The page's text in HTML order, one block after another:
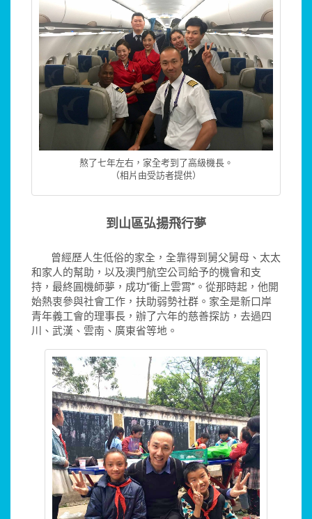
熬了七年左右，家全考到了高級機長。
（相片由受訪者提供）
到山區弘揚飛行夢
曾經歷人生低俗的家全，全靠得到舅父舅母、太太
和家人的幫助，以及澳門航空公司給予的機會和支
持，最終圓機師夢，成功“衝上雲霄”。從那時起，他開
始熱衷參與社會工作，扶助弱勢社群。家全是新口岸
青年義工會的理事長，辦了六年的慈善探訪，去過四
川、武漢、雲南、廣東省等地。